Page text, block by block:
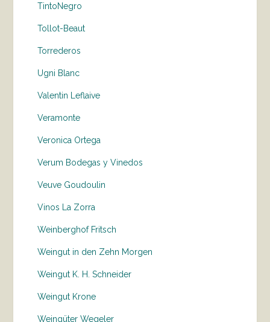
TintoNegro
Tollot-Beaut
Torrederos
Ugni Blanc
Valentin Leflaive
Veramonte
Veronica Ortega
Verum Bodegas y Vinedos
Veuve Goudoulin
Vinos La Zorra
Weinberghof Fritsch
Weingut in den Zehn Morgen
Weingut K. H. Schneider
Weingut Krone
Weingüter Wegeler